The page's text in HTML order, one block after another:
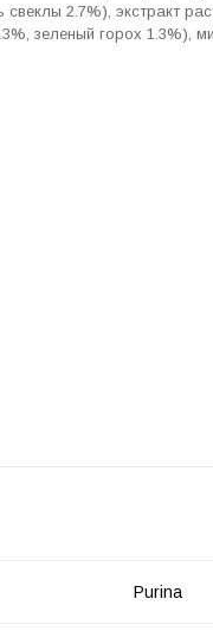
свеклы 2.7%), экстракт
зеленый горох 1.3%),
Purina